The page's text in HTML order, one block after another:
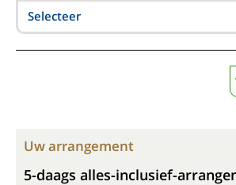
Selecteer
Uw arrangement
5-daags alles-inclusief-